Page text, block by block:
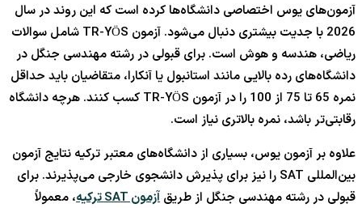
آزمون‌های یوس اختصاصی دانشگاه‌ها کرده است که این روند در سال
2026 با جدیت بیشتری دنبال می‌شود. آزمون TR-YÖS شامل سوالات
ریاضی، هندسه و هوش است. برای قبولی در رشته مهندسی جنگل در
دانشگاه‌های رده بالایی مانند استانبول یا آنکارا، متقاضیان باید حداقل
نمره 65 تا 75 از 100 را در آزمون TR-YÖS کسب کنند. هرچه دانشگاه
رقابتی‌تر باشد، نمره بالاتری نیاز است.
علاوه بر آزمون یوس، بسیاری از دانشگاه‌های معتبر ترکیه نتایج آزمون
بین‌المللی SAT را نیز برای پذیرش دانشجوی خارجی می‌پذیرند. برای
قبولی در رشته مهندسی جنگل از طریق آزمون SAT ترکیه
، معمولاً